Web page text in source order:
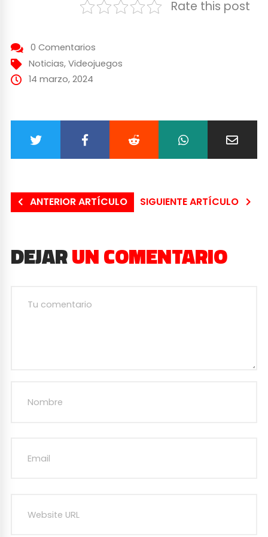
Rate this post
0 Comentarios
Noticias, Videojuegos
14 marzo, 2024
ANTERIOR ARTÍCULO SIGUIENTE ARTÍCULO
DEJARUN COMENTARIO